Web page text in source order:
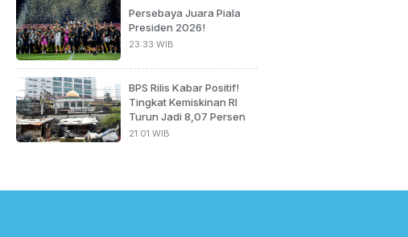
Persebaya Juara Piala
Presiden 2026!
23:33 WIB
BPS Rilis Kabar Positif!
Tingkat Kemiskinan RI
Turun Jadi 8,07 Persen
21:01 WIB